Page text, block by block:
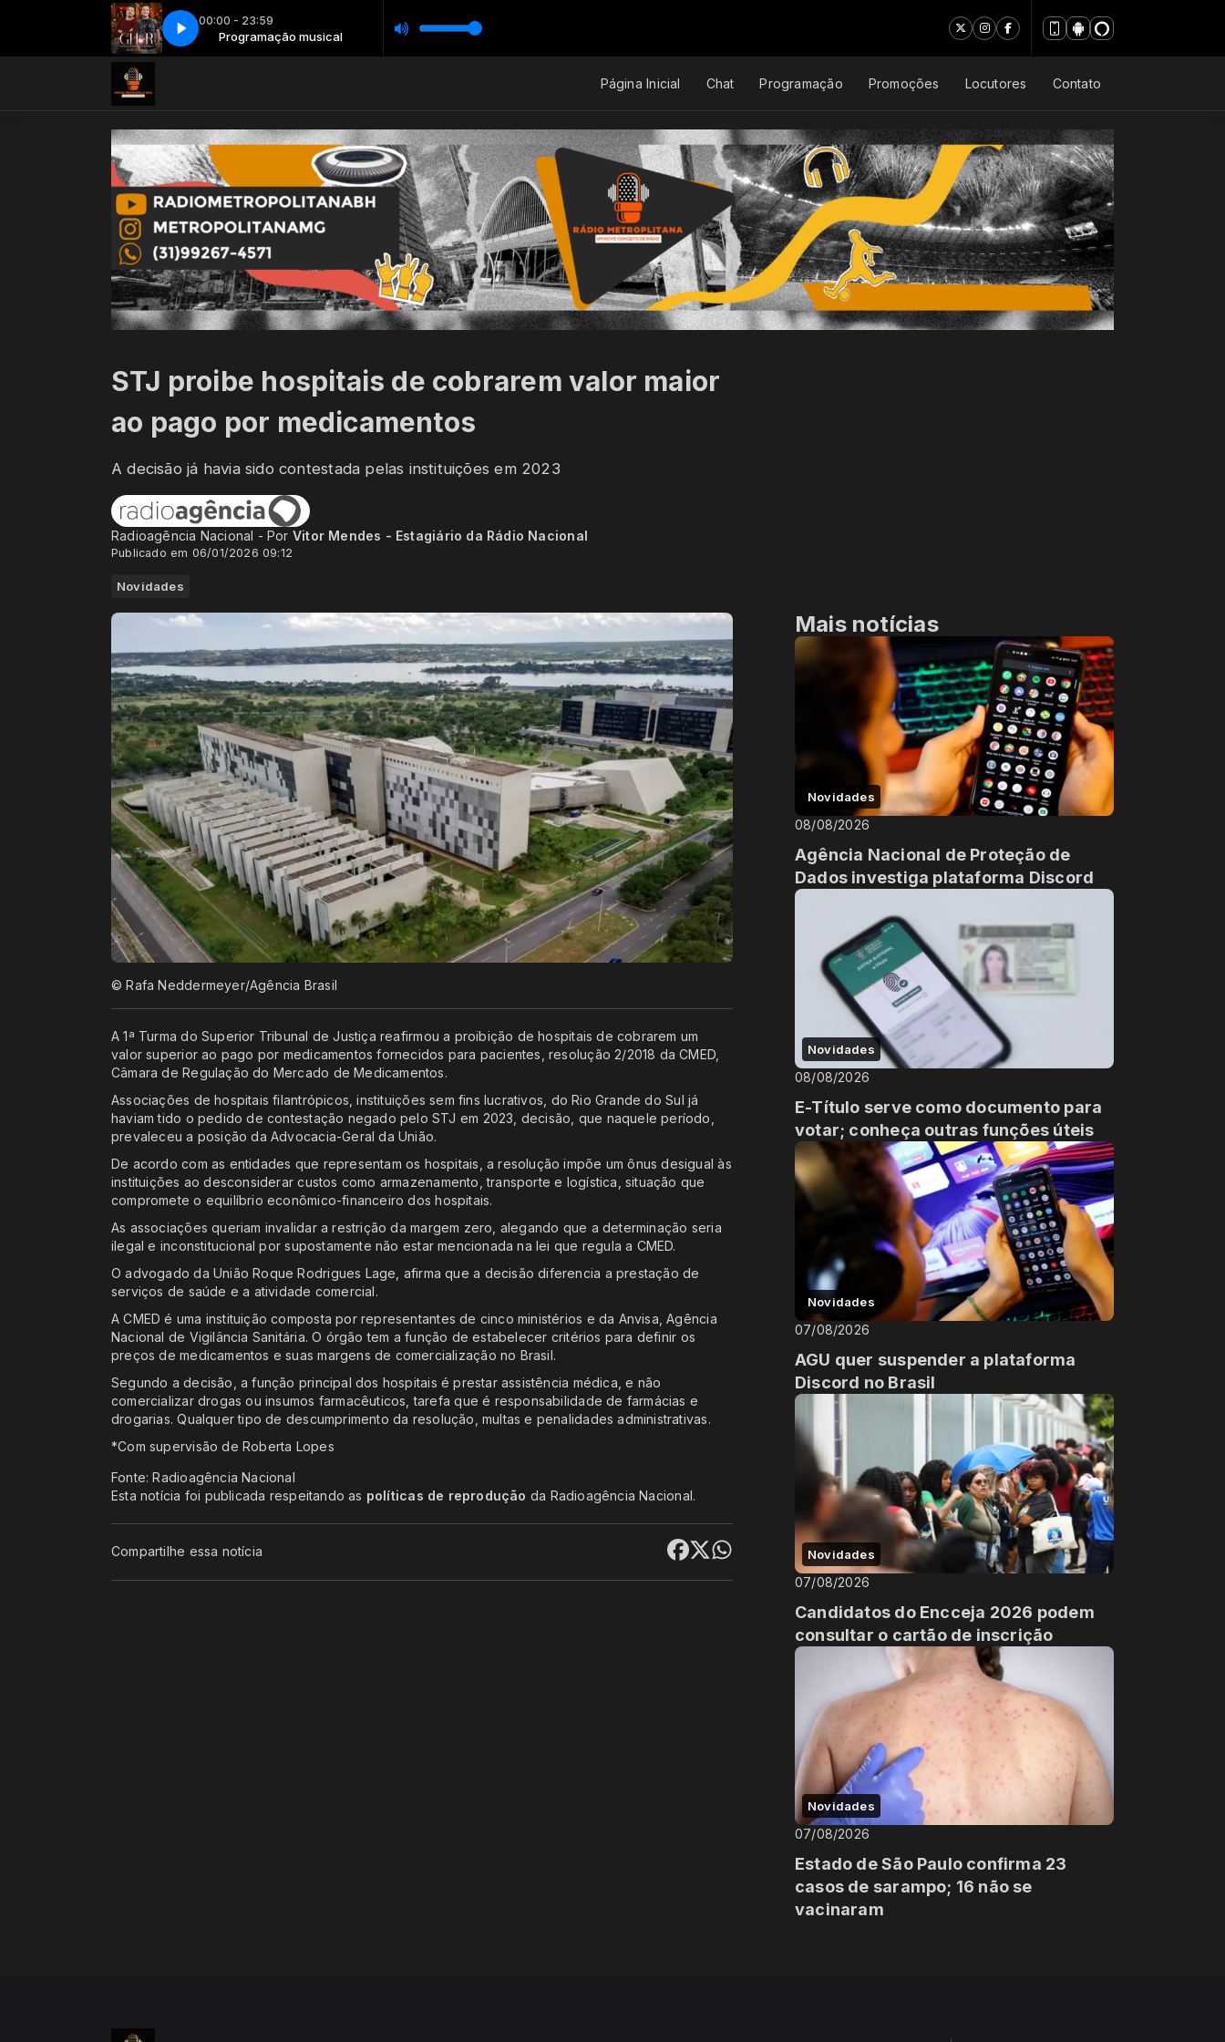
00:00 - 23:59
Programação musical Programação musical
Minha Vida (Ao Vivo Em Goiânia 2019)084 - George Henrique & Rodrigo - Bagunça Minha Vida (Ao Vivo Em Goiânia 2019)
Página Inicial Chat Programação Promoções Locutores Contato
STJ proibe hospitais de cobrarem valor maior
ao pago por medicamentos
A decisão já havia sido contestada pelas instituições em 2023
Radioagência Nacional - Por Vitor Mendes - Estagiário da Rádio Nacional
Publicado em 06/01/2026 09:12
Novidades
© Rafa Neddermeyer/Agência Brasil
A 1ª Turma do Superior Tribunal de Justiça reafirmou a proibição de hospitais de cobrarem um
valor superior ao pago por medicamentos fornecidos para pacientes, resolução 2/2018 da CMED,
Câmara de Regulação do Mercado de Medicamentos.
Associações de hospitais filantrópicos, instituições sem fins lucrativos, do Rio Grande do Sul já
haviam tido o pedido de contestação negado pelo STJ em 2023, decisão, que naquele período,
prevaleceu a posição da Advocacia-Geral da União.
De acordo com as entidades que representam os hospitais, a resolução impõe um ônus desigual às
instituições ao desconsiderar custos como armazenamento, transporte e logística, situação que
compromete o equilíbrio econômico-financeiro dos hospitais.
As associações queriam invalidar a restrição da margem zero, alegando que a determinação seria
ilegal e inconstitucional por supostamente não estar mencionada na lei que regula a CMED.
O advogado da União Roque Rodrigues Lage, afirma que a decisão diferencia a prestação de
serviços de saúde e a atividade comercial.
A CMED é uma instituição composta por representantes de cinco ministérios e da Anvisa, Agência
Nacional de Vigilância Sanitária. O órgão tem a função de estabelecer critérios para definir os
preços de medicamentos e suas margens de comercialização no Brasil.
Segundo a decisão, a função principal dos hospitais é prestar assistência médica, e não
comercializar drogas ou insumos farmacêuticos, tarefa que é responsabilidade de farmácias e
drogarias. Qualquer tipo de descumprimento da resolução, multas e penalidades administrativas.
*Com supervisão de Roberta Lopes
Fonte: Radioagência Nacional
Esta notícia foi publicada respeitando as políticas de reprodução da Radioagência Nacional.
Compartilhe essa notícia
Mais notícias
Novidades
08/08/2026
Agência Nacional de Proteção de
Dados investiga plataforma Discord
Novidades
08/08/2026
E-Título serve como documento para
votar; conheça outras funções úteis
Novidades
07/08/2026
AGU quer suspender a plataforma
Discord no Brasil
Novidades
07/08/2026
Candidatos do Encceja 2026 podem
consultar o cartão de inscrição
Novidades
07/08/2026
Estado de São Paulo confirma 23
casos de sarampo; 16 não se
vacinaram